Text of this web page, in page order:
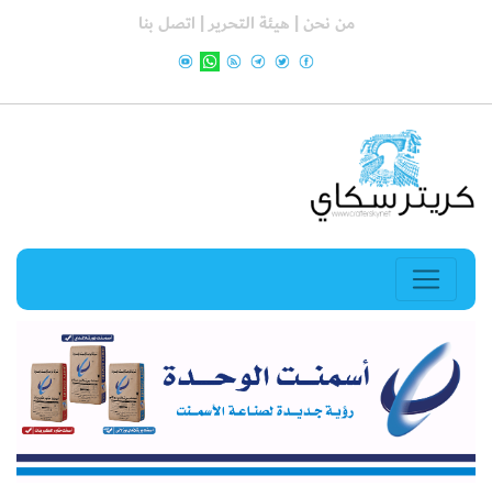
من نحن | هيئة التحرير | اتصل بنا